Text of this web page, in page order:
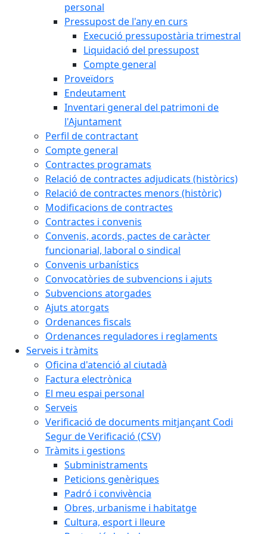
personal
Pressupost de l'any en curs
Execució pressupostària trimestral
Liquidació del pressupost
Compte general
Proveïdors
Endeutament
Inventari general del patrimoni de
l'Ajuntament
Perfil de contractant
Compte general
Contractes programats
Relació de contractes adjudicats (històrics)
Relació de contractes menors (històric)
Modificacions de contractes
Contractes i convenis
Convenis, acords, pactes de caràcter
funcionarial, laboral o sindical
Convenis urbanístics
Convocatòries de subvencions i ajuts
Subvencions atorgades
Ajuts atorgats
Ordenances fiscals
Ordenances reguladores i reglaments
Serveis i tràmits
Oficina d'atenció al ciutadà
Factura electrònica
El meu espai personal
Serveis
Verificació de documents mitjançant Codi
Segur de Verificació (CSV)
Tràmits i gestions
Subministraments
Peticions genèriques
Padró i convivència
Obres, urbanisme i habitatge
Cultura, esport i lleure